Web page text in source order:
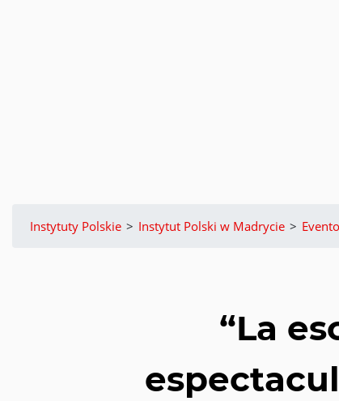
Instytuty Polskie > Instytut Polski w Madrycie >
“La